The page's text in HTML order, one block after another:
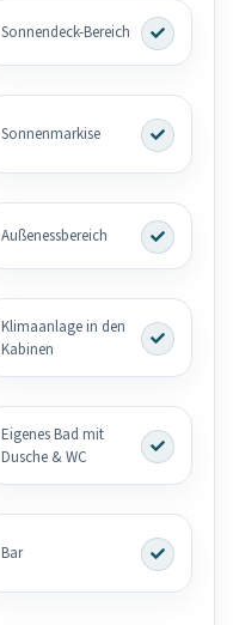
Sonnendeck-Bereich
Sonnenmarkise
Außenessbereich
Klimaanlage in den
Kabinen
Eigenes Bad mit
Dusche & WC
Bar